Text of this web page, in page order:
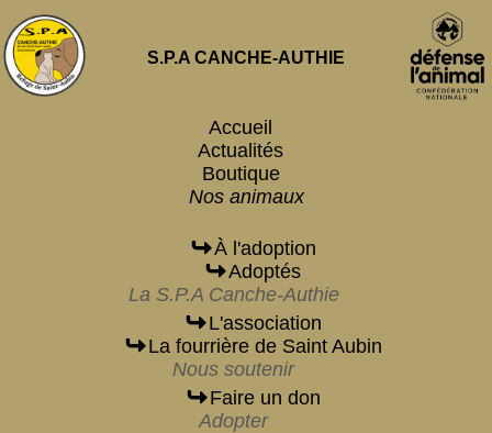
S.P.A CANCHE-AUTHIE
Accueil
Actualités
Boutique
Nos animaux
À l'adoption
Adoptés
La S.P.A Canche-Authie
L'association
La fourrière de Saint Aubin
Nous soutenir
Faire un don
Adopter